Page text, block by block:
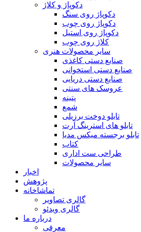
دکوپاژ و کلاژ
دکوپاژ روی سنگ
دکوپاژ روی چوب
دکوپاژ روی استیل
کلاژ روی چوب
سایر محصولات هنری
صنایع دستی کاغذی
صنایع دستی استخوانی
صنایع دستی دریایی
عروسک های سنتی
پتینه
شمع
تابلو دوخت برزیلی
تابلو های استرینگ آرت
تابلو برجسته میکس مدیا
کتاب
طراحی ست اداری
سایر محصولات
اخبار
پژوهش
تماشاخانه
گالری تصاویر
گالری ویدئو
درباره ما
معرفی